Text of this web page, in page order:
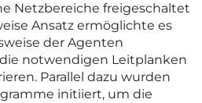
Netzbereiche freigeschaltet
Ansatz ermöglichte es
der Agenten
notwendigen Leitplanken
Parallel dazu wurden
initiiert, um die